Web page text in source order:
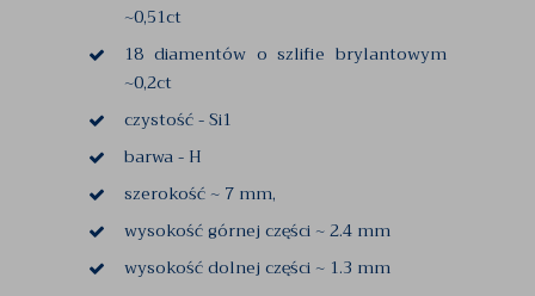
~0,51ct
18 diamentów o szlifie brylantowym
~0,2ct
czystość - Si1
barwa - H
szerokość ~ 7 mm,
wysokość górnej części ~ 2.4 mm
wysokość dolnej części ~ 1.3 mm